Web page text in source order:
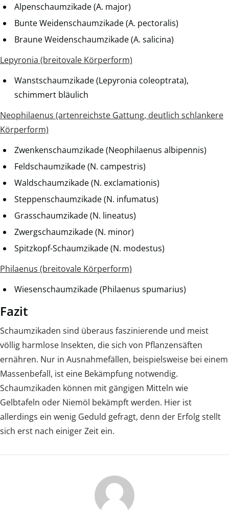
Alpenschaumzikade (A. major)
Bunte Weidenschaumzikade (A. pectoralis)
Braune Weidenschaumzikade (A. salicina)
Lepyronia (breitovale Körperform)
Wanstschaumzikade (Lepyronia coleoptrata),
schimmert bläulich
Neophilaenus (artenreichste Gattung, deutlich schlankere
Körperform)
Zwenkenschaumzikade (Neophilaenus albipennis)
Feldschaumzikade (N. campestris)
Waldschaumzikade (N. exclamationis)
Steppenschaumzikade (N. infumatus)
Grasschaumzikade (N. lineatus)
Zwergschaumzikade (N. minor)
Spitzkopf-Schaumzikade (N. modestus)
Philaenus (breitovale Körperform)
Wiesenschaumzikade (Philaenus spumarius)
Fazit
Schaumzikaden sind überaus faszinierende und meist
völlig harmlose Insekten, die sich von Pflanzensäften
ernähren. Nur in Ausnahmefällen, beispielsweise bei einem
Massenbefall, ist eine Bekämpfung notwendig.
Schaumzikaden können mit gängigen Mitteln wie
Gelbtafeln oder Niemöl bekämpft werden. Hier ist
allerdings ein wenig Geduld gefragt, denn der Erfolg stellt
sich erst nach einiger Zeit ein.